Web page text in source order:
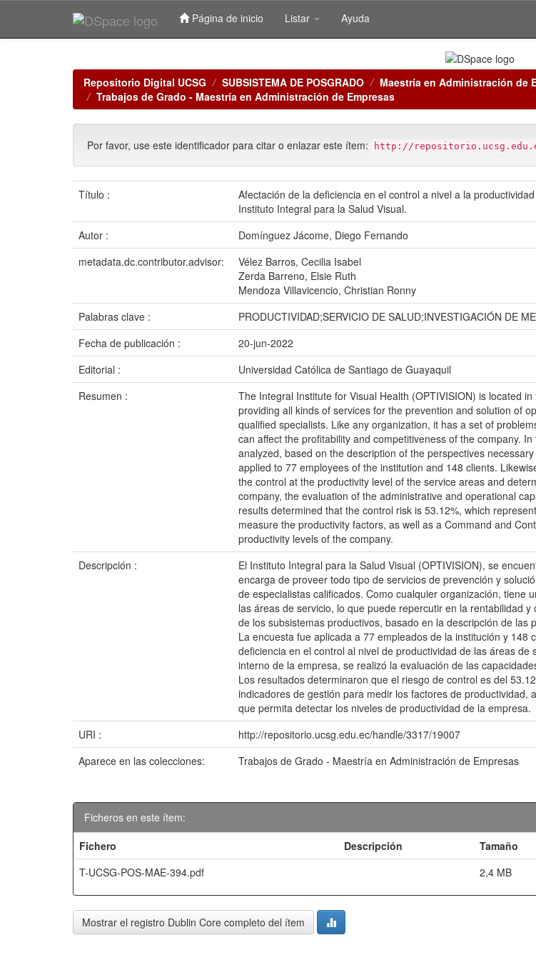
Página de inicio Listar Ayuda
Repositorio Digital UCSG SUBSISTEMA DE POSGRADO
Maestría en Administración de
Trabajos de Grado - Maestría en Administración de Empresas
Por favor, use este identificador para citar o enlazar este ítem: http://
Título :
Afectación de la deficiencia en el control a nivel a la
Instituto Integral para la Salud Visual.
Autor :
Domínguez Jácome, Diego Fernando
metadata.dc.contributor.advisor:
Vélez Barros, Cecilia Isabel
Zerda Barreno, Elsie Ruth
Mendoza Villavicencio, Christian Ronny
Palabras clave :
PRODUCTIVIDAD;SERVICIO DE SALUD;INVESTIGACIÓN DE
Fecha de publicación :
20-jun-2022
Editorial :
Universidad Católica de Santiago de Guayaquil
Resumen :
The Integral Institute for Visual Health (OPTIVISION) is located
providing all kinds of services for the prevention and solution of
qualified specialists. Like any organization, it has a set of
can affect the profitability and competitiveness of the company.
analyzed, based on the description of the perspectives
applied to 77 employees of the institution and 148 clients.
the control at the productivity level of the service areas and
company, the evaluation of the administrative and operational
results determined that the control risk is 53.12%, which
measure the productivity factors, as well as a Command and
productivity levels of the company.
Descripción :
El Instituto Integral para la Salud Visual (OPTIVISION), se
encarga de proveer todo tipo de servicios de prevención y
de especialistas calificados. Como cualquier organización, tiene
las áreas de servicio, lo que puede repercutir en la rentabilidad
de los subsistemas productivos, basado en la descripción de
La encuesta fue aplicada a 77 empleados de la institución y
deficiencia en el control al nivel de productividad de las áreas
interno de la empresa, se realizó la evaluación de las
Los resultados determinaron que el riesgo de control es del
indicadores de gestión para medir los factores de
que permita detectar los niveles de productividad de la empresa.
URI :
http://repositorio.ucsg.edu.ec/handle/3317/19007
Aparece en las colecciones:
Trabajos de Grado - Maestría en Administración de Empresas
Ficheros en este ítem:
Fichero
Descripción Tamaño
T-UCSG-POS-MAE-394.pdf
2,4 MB
Mostrar el registro Dublin Core completo del ítem